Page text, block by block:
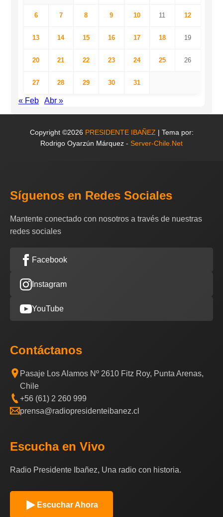
6 7 8 9 10 11 12
13 14 15 16 17 18 19
20 21 22 23 24 25 26
27 28 29 30 31
« Feb Abr »
Copyright ©2026 PRESIDENTE IBAÑEZ | Tema por:
Rodrigo Oyarzún Márquez - Server-Chile.Net
Síguenos en Redes Sociales
Mantente conectado con nosotros a través de nuestras
redes sociales
Facebook
Instagram
YouTube
Contáctanos
Pasaje Los Alamos Nº 2610 Fitz Roy, Punta Arenas,
Chile
+56 (61) 2 260 999
prensa@radiopresidenteibanez.cl
Escucha en Vivo
Radio Presidente Ibañez, Una radio con historia.
Escuchar Ahora